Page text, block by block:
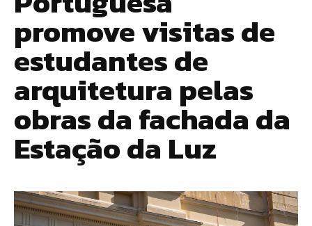
promove visitas de
estudantes de
arquitetura pelas
obras da fachada da
Estação da Luz